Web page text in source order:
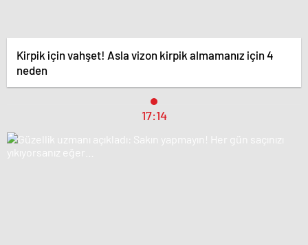
Kirpik için vahşet! Asla vizon kirpik almamanız için 4
neden
17:14